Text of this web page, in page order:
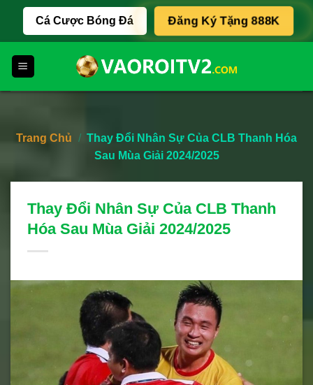
content
Cá Cược Bóng Đá Đăng Ký Tặng 888K
Trang Chủ / Thay Đổi Nhân Sự Của CLB Thanh Hóa
Sau Mùa Giải 2024/2025
Thay Đổi Nhân Sự Của CLB Thanh
Hóa Sau Mùa Giải 2024/2025